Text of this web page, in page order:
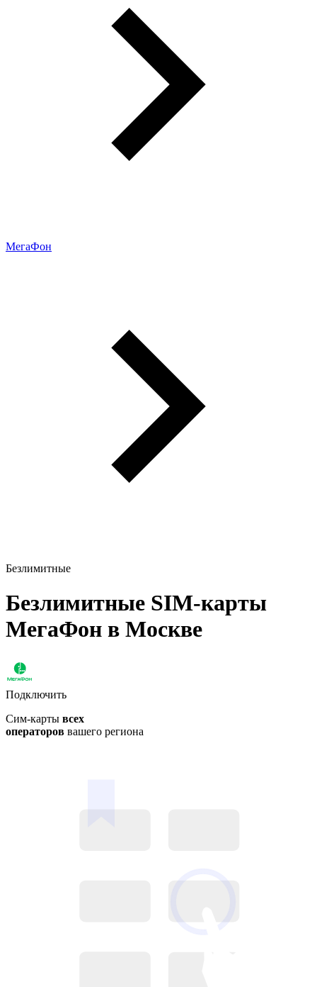
МегаФон
Безлимитные
Безлимитные SIM-карты
МегаФон в Москве
Подключить
Сим-карты всех
операторов вашего региона